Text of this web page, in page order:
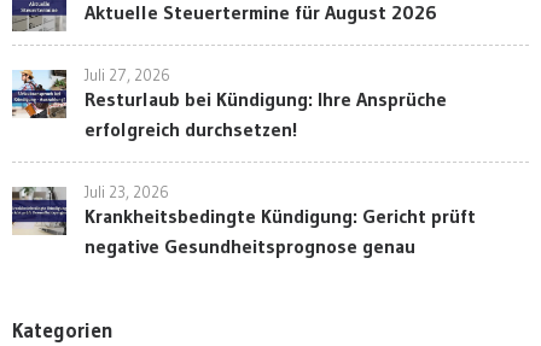
Aktuelle Steuertermine für August 2026
Juli 27, 2026
Resturlaub bei Kündigung: Ihre Ansprüche
erfolgreich durchsetzen!
Juli 23, 2026
Krankheitsbedingte Kündigung: Gericht prüft
negative Gesundheitsprognose genau
Kategorien